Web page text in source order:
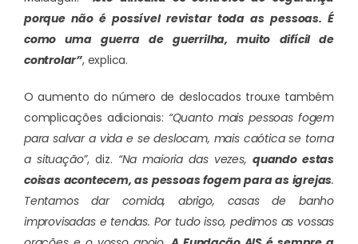
porque não é possível revistar toda as pessoas. É
como uma guerra de guerrilha, muito difícil de
controlar”, explica.
O aumento do número de deslocados trouxe também
complicações adicionais: “Quanto mais pessoas fogem
para salvar a vida e se deslocam, mais caótica se torna
a situação”, diz. “Na maioria das vezes, quando estas
coisas acontecem, as pessoas fogem para as igrejas.
Tentamos dar comida, abrigo, casas de banho
improvisadas e tendas. Por tudo isso, pedimos as vossas